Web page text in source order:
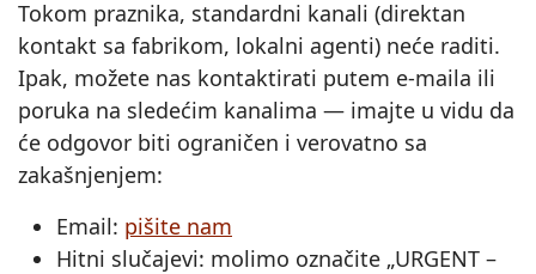
Tokom praznika, standardni kanali (direktan
kontakt sa fabrikom, lokalni agenti) neće raditi.
Ipak, možete nas kontaktirati putem e‑maila ili
poruka na sledećim kanalima — imajte u vidu da
će odgovor biti ograničen i verovatno sa
zakašnjenjem:
Email: pišite nam
Hitni slučajevi: molimo označite „URGENT –